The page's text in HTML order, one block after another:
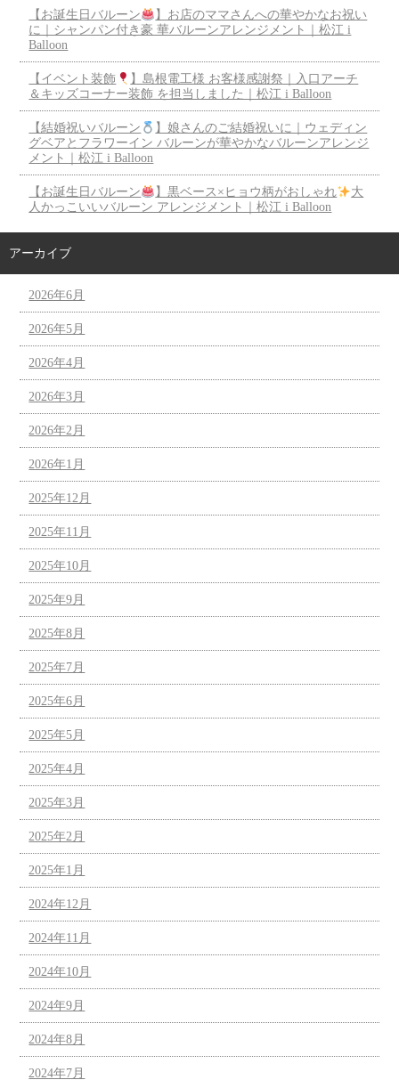
【お誕生日バルーン
】お店のママさんへの華やかなお祝い
に｜シャンパン付き豪 華バルーンアレンジメント｜松江 i
Balloon
【イベント装飾
】島根電工様 お客様感謝祭｜入口アーチ
＆キッズコーナー装飾 を担当しました｜松江 i Balloon
【結婚祝いバルーン
】娘さんのご結婚祝いに｜ウェディン
グベアとフラワーイン バルーンが華やかなバルーンアレンジ
メント｜松江 i Balloon
【お誕生日バルーン 】黒ベース×ヒョウ柄がおしゃれ
大
人かっこいいバルーン アレンジメント｜松江 i Balloon
アーカイブ
2026年6月
2026年5月
2026年4月
2026年3月
2026年2月
2026年1月
2025年12月
2025年11月
2025年10月
2025年9月
2025年8月
2025年7月
2025年6月
2025年5月
2025年4月
2025年3月
2025年2月
2025年1月
2024年12月
2024年11月
2024年10月
2024年9月
2024年8月
2024年7月